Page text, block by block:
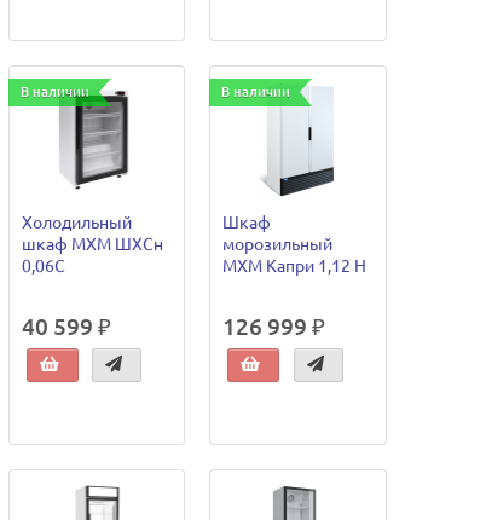
В наличии
Холодильный
шкаф МХМ ШХСн
0,06С
40 599 ₽
В наличии
Шкаф
морозильный
МХМ Капри 1,12 Н
126 999 ₽